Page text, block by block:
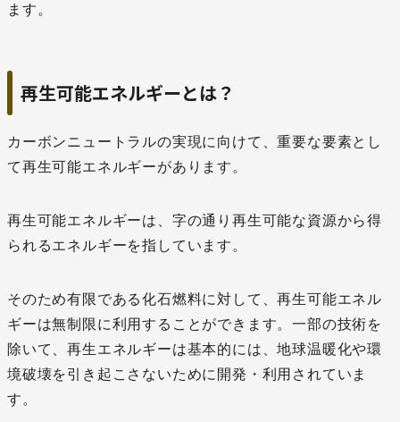
ます。
再生可能エネルギーとは？
カーボンニュートラルの実現に向けて、重要な要素とし
て再生可能エネルギーがあります。
再生可能エネルギーは、字の通り再生可能な資源から得
られるエネルギーを指しています。
そのため有限である化石燃料に対して、再生可能エネル
ギーは無制限に利用することができます。一部の技術を
除いて、再生エネルギーは基本的には、地球温暖化や環
境破壊を引き起こさないために開発・利用されていま
す。